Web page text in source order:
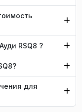
RSQ8 ?
для